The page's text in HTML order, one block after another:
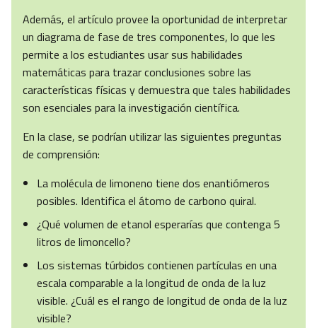
Además, el artículo provee la oportunidad de interpretar
un diagrama de fase de tres componentes, lo que les
permite a los estudiantes usar sus habilidades
matemáticas para trazar conclusiones sobre las
características físicas y demuestra que tales habilidades
son esenciales para la investigación científica.
En la clase, se podrían utilizar las siguientes preguntas
de comprensión:
La molécula de limoneno tiene dos enantiómeros
posibles. Identifica el átomo de carbono quiral.
¿Qué volumen de etanol esperarías que contenga 5
litros de limoncello?
Los sistemas túrbidos contienen partículas en una
escala comparable a la longitud de onda de la luz
visible. ¿Cuál es el rango de longitud de onda de la luz
visible?